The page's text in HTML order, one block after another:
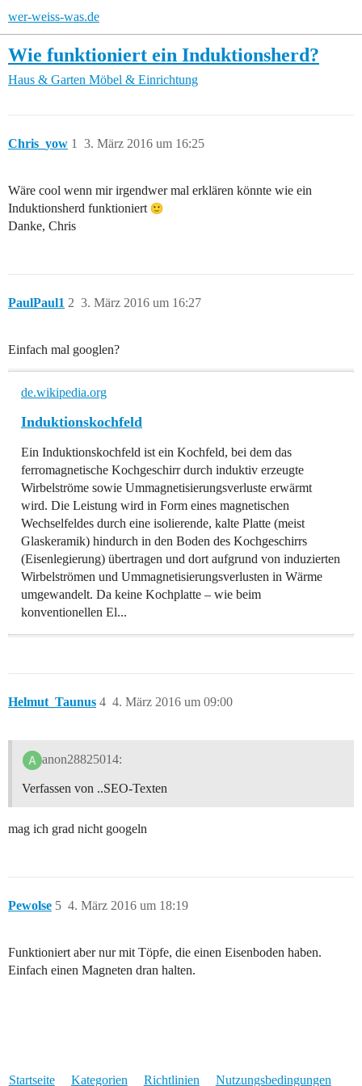
wer-weiss-was.de
Wie funktioniert ein Induktionsherd?
Haus & Garten Möbel & Einrichtung
Chris_yow 3. März 2016 um 16:25
1
Wäre cool wenn mir irgendwer mal erklären könnte wie ein
Induktionsherd funktioniert
Danke, Chris
PaulPaul1 3. März 2016 um 16:27
2
Einfach mal googlen?
de.wikipedia.org
Induktionskochfeld
Ein Induktionskochfeld ist ein Kochfeld, bei dem das
ferromagnetische Kochgeschirr durch induktiv erzeugte
Wirbelströme sowie Ummagnetisierungsverluste erwärmt
wird. Die Leistung wird in Form eines magnetischen
Wechselfeldes durch eine isolierende, kalte Platte (meist
Glaskeramik) hindurch in den Boden des Kochgeschirrs
(Eisenlegierung) übertragen und dort aufgrund von induzierten
Wirbelströmen und Ummagnetisierungsverlusten in Wärme
umgewandelt. Da keine Kochplatte – wie beim
konventionellen El...
Helmut_Taunus 4. März 2016 um 09:00
4
anon28825014:
Verfassen von ..SEO-Texten
mag ich grad nicht googeln
Pewolse 4. März 2016 um 18:19
5
Funktioniert aber nur mit Töpfe, die einen Eisenboden haben.
Einfach einen Magneten dran halten.
Startseite Kategorien Richtlinien Nutzungsbedingungen